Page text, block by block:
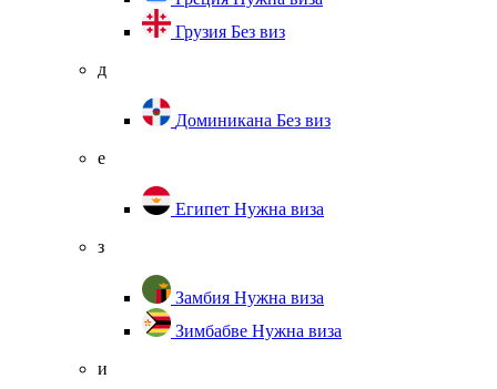
Грузия Без виз
д
Доминикана Без виз
е
Египет Нужна виза
з
Замбия Нужна виза
Зимбабве Нужна виза
и